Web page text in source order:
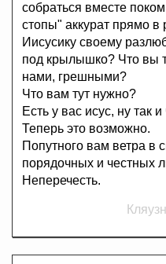
собраться вместе
стопы" аккурат прямо в
Иисусику своему
под крылышко? Что вы
нами, грешными?
Что вам тут нужно?
Есть у вас исус, ну так
Теперь это возможно.
Попутного вам ветра в
порядочных и честных
Неперечесть.